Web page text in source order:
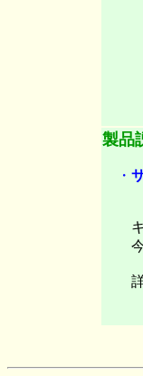
製品
・
キッ
今
詳